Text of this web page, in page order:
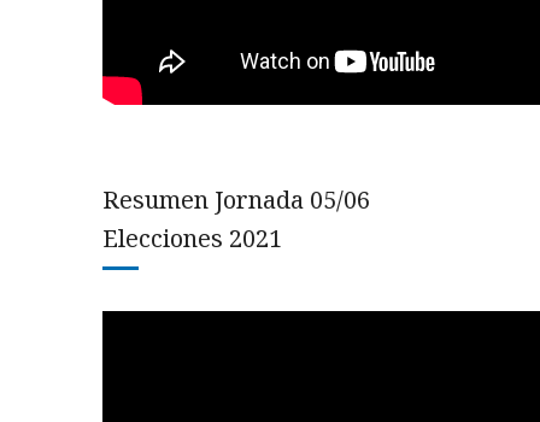
Resumen Jornada 05/06
Elecciones 2021